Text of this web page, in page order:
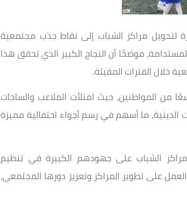
لتحويل مراكز الشباب إلى نقاط جذب مجتمعية
يتماشى مع رؤية مصر 2030 للتنمية المستدامة، موضحًا أن النجاح الكبير الذي تحقق هذا
خلال الفترات المقبلة.
واسعًا من المواطنين، حيث امتلأت الملاعب والساحات
الدينية، ما أسهم في رسم أجواء احتفالية مميزة
بمراكز الشباب على جهودهم الكبيرة في تنظيم
على تطوير المراكز وتعزيز دورها المجتمعي،